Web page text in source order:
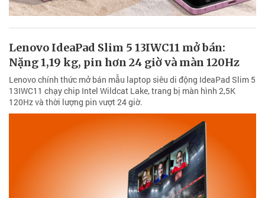
Lenovo IdeaPad Slim 5 13IWC11 mở bán:
Nặng 1,19 kg, pin hơn 24 giờ và màn 120Hz
Lenovo chính thức mở bán mẫu laptop siêu di động IdeaPad Slim 5
13IWC11 chạy chip Intel Wildcat Lake, trang bị màn hình 2,5K
120Hz và thời lượng pin vượt 24 giờ.